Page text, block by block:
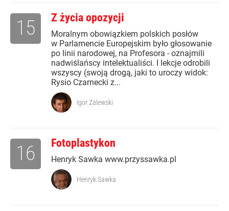
Z życia opozycji
Moralnym obowiązkiem polskich posłów
w Parlamencie Europejskim było głosowanie
po linii narodowej, na Profesora - oznajmili
nadwiślańscy intelektualiści. I lekcje odrobili
wszyscy (swoją drogą, jaki to uroczy widok:
Rysio Czarnecki z...
15
Igor Zalewski
Fotoplastykon
Henryk Sawka www.przyssawka.pl
16
Henryk Sawka